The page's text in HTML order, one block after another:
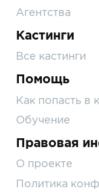
Агентства
Кастинги
Все кастинги
Помощь
Как попасть в
Обучение
Правовая
О проекте
Политика